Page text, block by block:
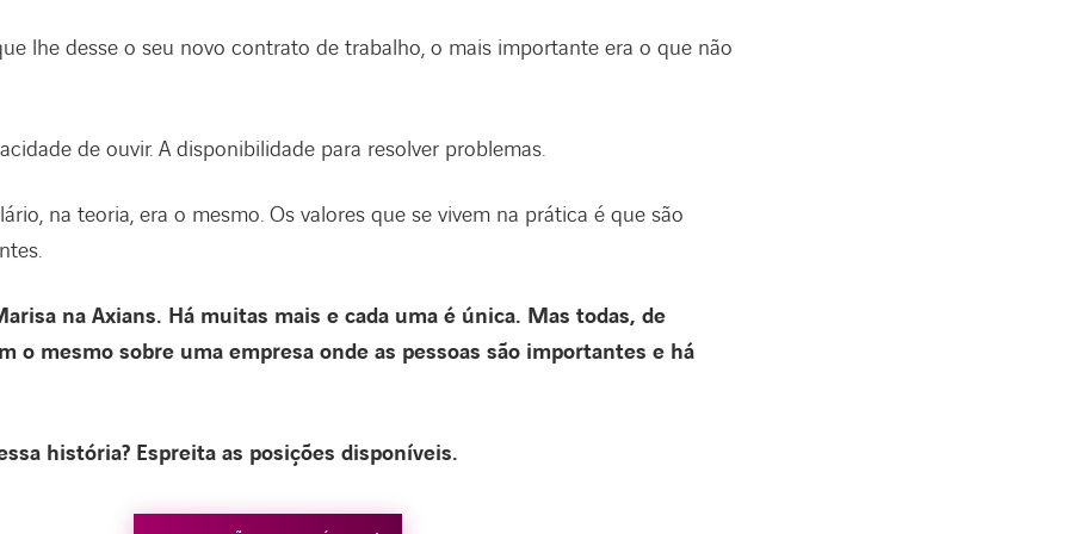
lhe desse o seu novo contrato de trabalho, o mais importante era o que não
de ouvir. A disponibilidade para resolver problemas.
na teoria, era o mesmo. Os valores que se vivem na prática é que são
na Axians. Há muitas mais e cada uma é única. Mas todas, de
o mesmo sobre uma empresa onde as pessoas são importantes e há
história? Espreita as posições disponíveis.